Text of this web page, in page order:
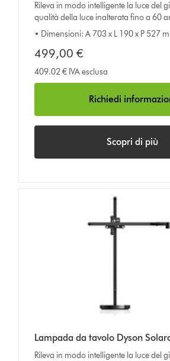
Rileva in modo intelligente la luce del
qualità della luce inalterata fino a 60
• Dimensioni: A 703 x L 190 x P 527
499,00 €
409.02 € IVA esclusa
Richiedi
Scopri di più
Lampada da tavolo Dyson
Rileva in modo intelligente la luce del